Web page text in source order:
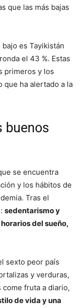
que las más bajas
es Tayikistán
el 43 %. Estas
primeros y los
que ha alertado a la
buenos
se encuentra
y los hábitos de
Tras el
sedentarismo y
del sueño,
sexto peor país
y verduras,
fruta a diario,
de vida y una